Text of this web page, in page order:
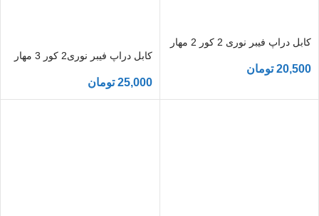
کابل دراپ فیبر نوری 2 کور 2 مهار
20,500 تومان
کابل دراپ فیبر نوری2 کور 3 مهار
25,000 تومان